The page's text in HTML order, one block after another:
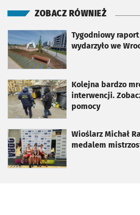
ZOBACZ RÓWNIEŻ
Tygodniowy
wydarzyło we
otworzy się w nowej karcie
Kolejna bardzo
interwencji.
pomocy
otworzy się w nowej karcie
Wioślarz Michał
medalem
otworzy się w nowej karcie